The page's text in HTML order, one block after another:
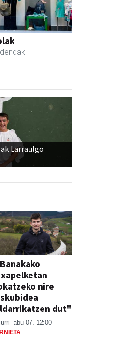
Larraulgo
nire
dut"
abu 07, 12:00